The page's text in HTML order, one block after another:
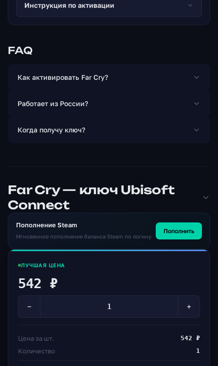
пляжах и Эсперансе в столице Яры Геррилла
FIREPOWEREmploy импровизированное оружие,
Инструкция по активации
FAQ
Как активировать Far Cry?
Работает из России?
Когда получу ключ?
Far Cry — ключ Ubisoft
Connect
Пополнение Steam
Мгновенное пополнение баланса Steam по логину
Пополнить
ЛУЧШАЯ ЦЕНА
542 ₽
− +
Цена за шт. 542 ₽
Количество 1